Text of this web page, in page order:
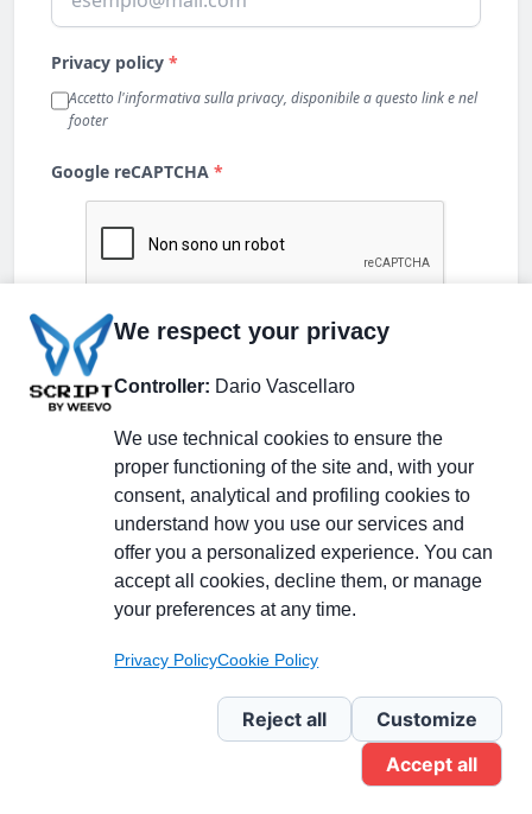
Partecipa alla discussione
Pagina Linkedin
Newsletter Linkedin
We respect your privacy
Controller: Dario Vascellaro
We use technical cookies to ensure the
proper functioning of the site and, with your
consent, analytical and profiling cookies to
understand how you use our services and
offer you a personalized experience. You can
accept all cookies, decline them, or manage
your preferences at any time.
Privacy PolicyCookie Policy
Reject all
Customize
Accept all